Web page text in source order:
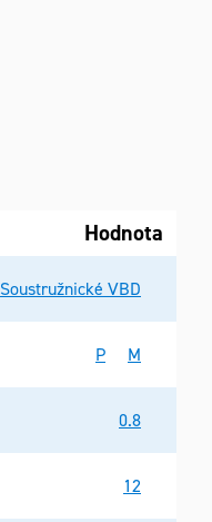
Hodnota
Soustružnické VBD
P M
0.8
12